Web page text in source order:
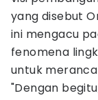
yang disebut
ini mengacu
fenomena
untuk
"Dengan